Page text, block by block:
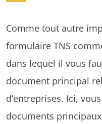
Comme tout autre
formulaire TNS
dans lequel il vous
document principal
d’entreprises. Ici,
documents